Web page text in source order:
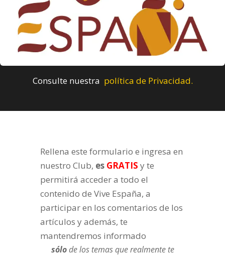
Consulte nuestra política de Privacidad.
Rellena este formulario e ingresa en
nuestro Club, es GRATIS y te
permitirá acceder a todo el
contenido de Vive España, a
participar en los comentarios de los
artículos y además, te
mantendremos informado
sólode los temas que realmente te